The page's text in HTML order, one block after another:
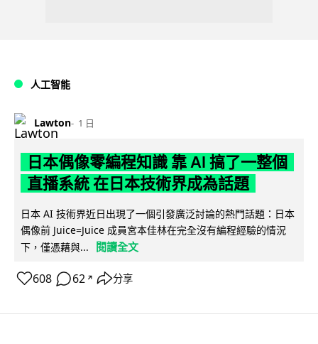
人工智能
Lawton 1 日
日本偶像零編程知識 靠 AI 搞了一整個
直播系統 在日本技術界成為話題
日本 AI 技術界近日出現了一個引發廣泛討論的熱門話題：日本
偶像前 Juice=Juice 成員宮本佳林在完全沒有編程經驗的情況
下，僅憑藉與...
閱讀全文
608 62 ↗ 分享